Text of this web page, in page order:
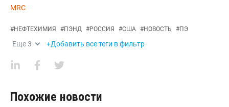
MRC
#НЕФТЕХИМИЯ #ПЭНД #РОССИЯ #США #НОВОСТЬ #ПЭ
Еще3 +Добавить все теги в фильтр
Похожие новости